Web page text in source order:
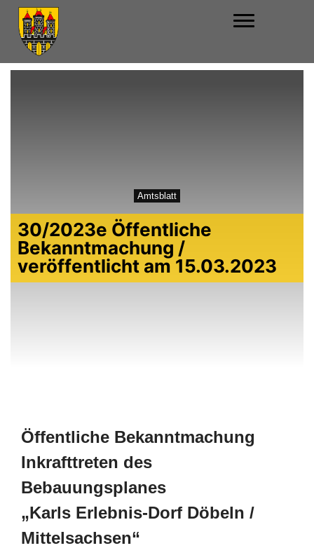
Amtsblatt
30/2023e Öffentliche
Bekanntmachung /
veröffentlicht am 15.03.2023
Öffentliche Bekanntmachung
Inkrafttreten des
Bebauungsplanes
„Karls Erlebnis-Dorf Döbeln /
Mittelsachsen“